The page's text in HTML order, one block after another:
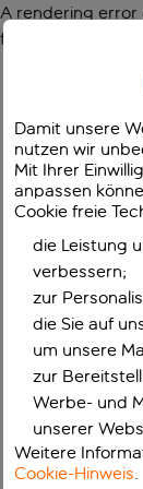
A rendering error
function
Damit unsere
nutzen wir
Mit Ihrer
anpassen
Cookie freie
die Leistung
verbessern;
zur
die Sie auf
um unsere
zur
Werbe- und
unserer
Weitere
Cookie-Hinweis.